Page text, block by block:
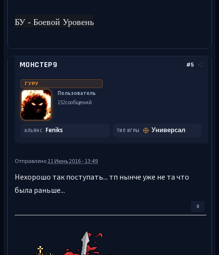
БУ - Боевой Уровень
#5
MOHCTEP9
ГУРУ
Пользователь
152 сообщений
АЛЬЯНС Feniks ТИП ИГРЫ Универсал
Отправлено11 Июнь 2016 - 13:49
Нехорошо так поступать... тп нынче уже не та что
была раньше...
0